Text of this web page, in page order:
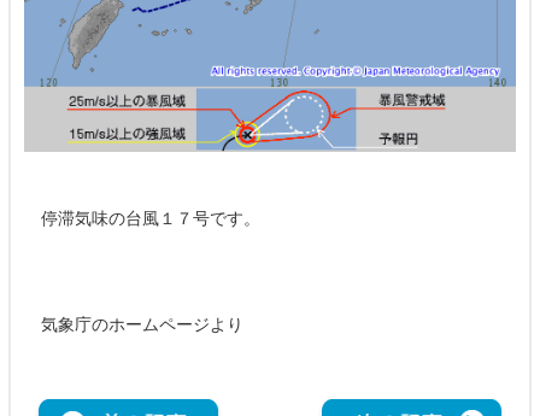
停滞気味の台風１７号です。
気象庁のホームページより